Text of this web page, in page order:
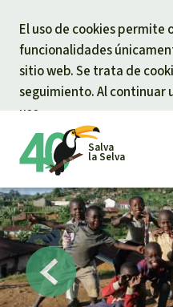
El uso de cookies permite
funcionalidades
sitio web. Se trata de
seguimiento. Al continuar
uso.
Salva
la Selva
Tu
Donación